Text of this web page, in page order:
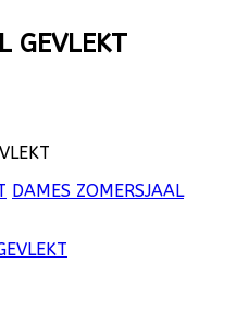
GEVLEKT
DAMES ZOMERSJAAL